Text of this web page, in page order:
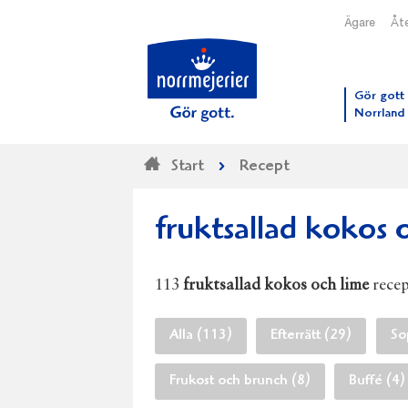
Ägare
Gör gott
Norrland
Start Recept
fruktsallad kokos
113 fruktsallad kokos och lime
Alla (113) Efterrätt (29)
Frukost och brunch (8) Buffé (4)